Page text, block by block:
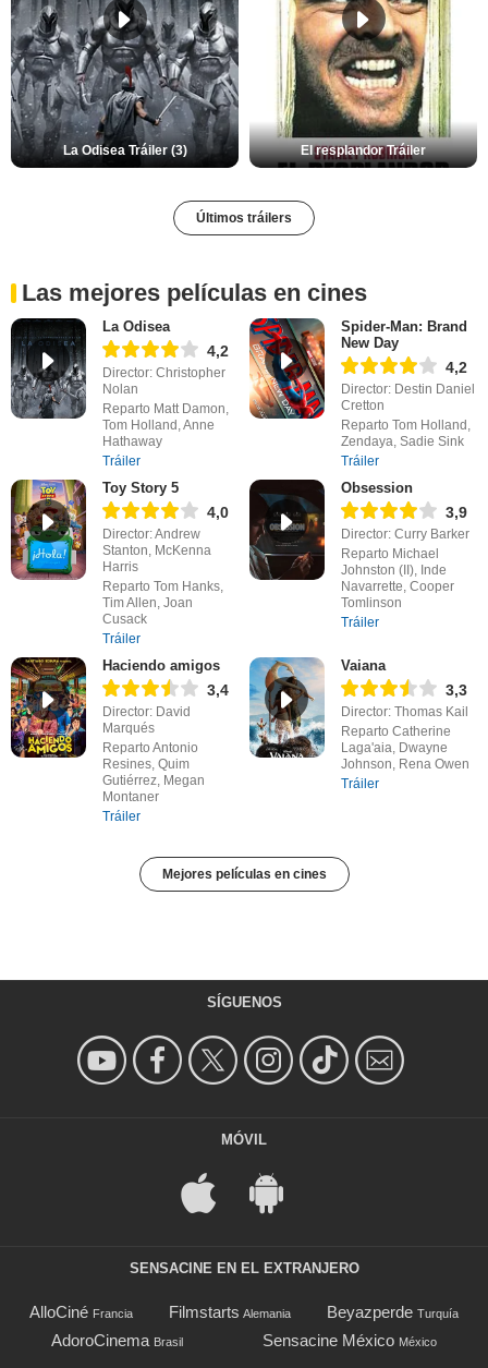
La Odisea Tráiler (3) El resplandor Tráiler
Últimos tráilers
Las mejores películas en cines
La Odisea
4,2
Director: Christopher
Nolan
Reparto Matt Damon,
Tom Holland, Anne
Hathaway
Tráiler
Spider-Man: Brand
New Day
4,2
Director: Destin Daniel
Cretton
Reparto Tom Holland,
Zendaya, Sadie Sink
Tráiler
Toy Story 5
4,0
Director: Andrew
Stanton, McKenna
Harris
Reparto Tom Hanks,
Tim Allen, Joan
Cusack
Tráiler
Obsession
3,9
Director: Curry Barker
Reparto Michael
Johnston (II), Inde
Navarrette, Cooper
Tomlinson
Tráiler
Haciendo amigos
3,4
Director: David
Marqués
Reparto Antonio
Resines, Quim
Gutiérrez, Megan
Montaner
Tráiler
Vaiana
3,3
Director: Thomas Kail
Reparto Catherine
Laga'aia, Dwayne
Johnson, Rena Owen
Tráiler
Mejores películas en cines
SÍGUENOS
MÓVIL
SENSACINE EN EL EXTRANJERO
AlloCiné Francia Filmstarts Alemania Beyazperde Turquía
AdoroCinema Brasil Sensacine México México